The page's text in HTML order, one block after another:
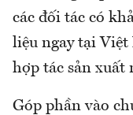
các đối tác có
liệu ngay tại
hợp tác sản xuất
Góp phần vào